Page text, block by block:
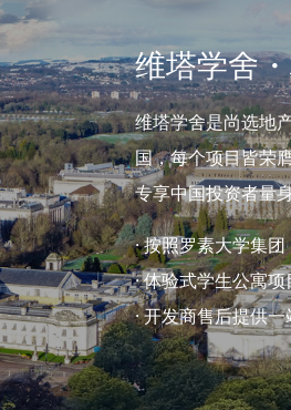
维塔学舍
维塔学舍是尚选地
国，每个项目皆荣
专享中国投资者量
· 按照罗素大学集
· 体验式学生公寓
· 开发商售后提供